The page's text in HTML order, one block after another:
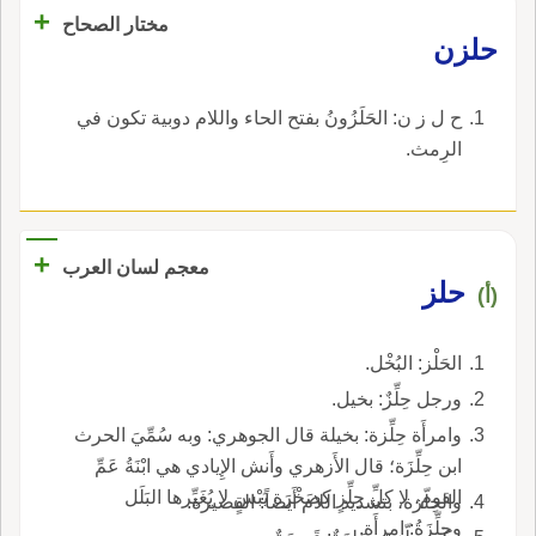
مختار الصحاح
+
حلزن
ح ل ز ن: الحَلَزُونُ بفتح الحاء واللام دوبية تكون في
الرِمث.
معجم لسان العرب +
(أ) حلز
الحَلْز: البُخْل.
ورجل حِلِّزٌ: بخيل.
وامرأَة حِلِّزة: بخيلة قال الجوهري: وبه سُمِّيَ الحرث
ابن حِلِّزَة؛ قال الأَزهري وأَنش الإِيادي هي ابْنَةُ عَمِّ
القوم، لا كلِّ حِلِّزٍ كصَخْرَة يَبْسٍ لا يُغَيِّرها البَلَل
وحِلِّزَةُ: امرأَة.
والحِلّزة، بتشديد اللام أَيضاً: القصيرة.